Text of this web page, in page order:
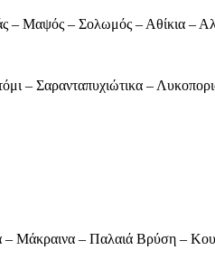
– Μαψός – Σολωμός – Αθίκια –
– Σαρανταπυχιώτικα –
Μάκραινα – Παλαιά Βρύση –